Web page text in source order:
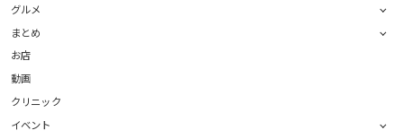
グルメ
まとめ
お店
動画
クリニック
イベント